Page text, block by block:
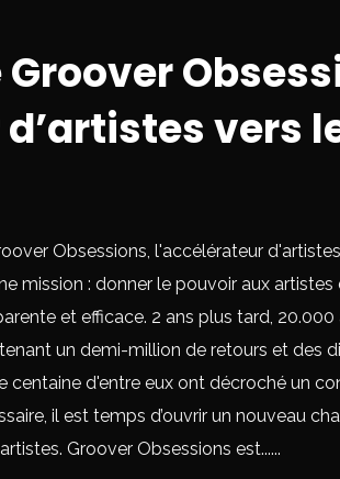
vers
Obsessions, l'accélérateur
mission : donner le pouvoir aux
et efficace. 2 ans plus tard,
un demi-million de retours et des
centaine d'entre eux ont décroché un
il est temps d’ouvrir un nouveau
Groover Obsessions est......